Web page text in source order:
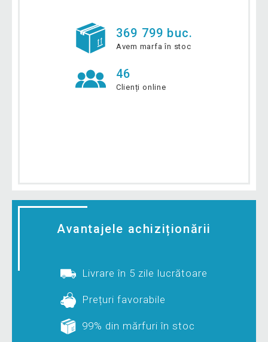
369 799 buc.
Avem marfa în stoc
46
Clienți online
Avantajele achiziționării
Livrare în 5 zile lucrătoare
Prețuri favorabile
99% din mărfuri în stoc